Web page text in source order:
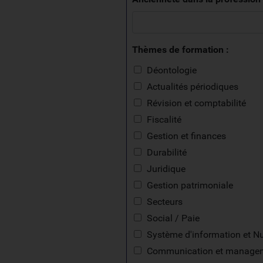
Thèmes de formation :
Déontologie
Actualités périodiques
Révision et comptabilité
Fiscalité
Gestion et finances
Durabilité
Juridique
Gestion patrimoniale
Secteurs
Social / Paie
Système d'information et
Communication et